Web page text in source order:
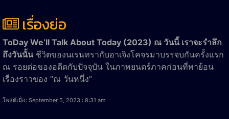
เรื่องย่อ
ToDay We’ll Talk About Today (2023) ณ วันนี้ เราจะรำลึก
ถึงวันนั้นชีวิตของนเรนทรากับอาเจิงโคจรมาบรรจบกันครั้งแรก
ณ รอยต่อของอดีตกับปัจจุบัน ในภาพยนตร์ภาคก่อนที่พาย้อน
เรื่องราวของ “ณ วันหนึ่ง”
โพสต์เมื่อ: September 5, 2023 : 8:31 am